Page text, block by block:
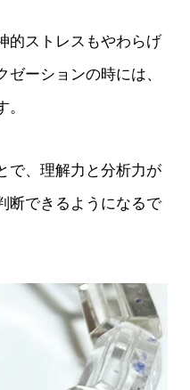
的ストレスもやわらげ
ーションの時には、
で、理解力と分析力が
断できるようになるで